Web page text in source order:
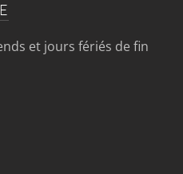
et jours fériés de fin